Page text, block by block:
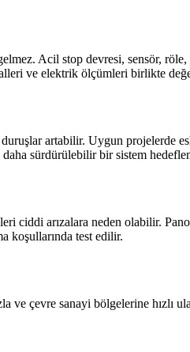
Acil stop devresi, sensör,
ve elektrik ölçümleri birlikte
artabilir. Uygun
daha sürdürülebilir bir sistem
ciddi arızalara neden olabilir.
koşullarında test edilir.
ve çevre sanayi bölgelerine